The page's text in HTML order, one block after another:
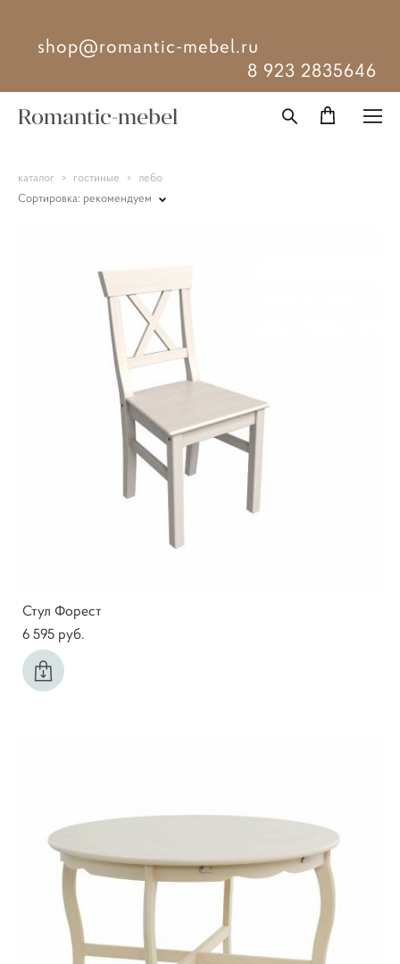
shop@romantic-mebel.ru
8 923 2835646
Romantic-mebel
каталог > гостиные > лебо
Сортировка: рекомендуем
Стул Форест
6 595 pуб.